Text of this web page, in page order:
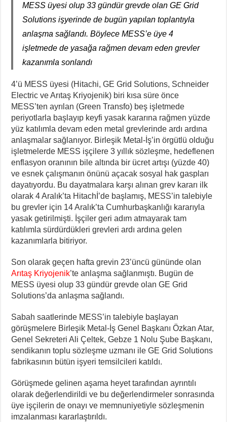
MESS üyesi olup 33 gündür grevde olan GE Grid
Solutions işyerinde de bugün yapılan toplantıyla
anlaşma sağlandı. Böylece MESS’e üye 4
işletmede de yasağa rağmen devam eden grevler
kazanımla sonlandı
4’ü MESS üyesi (Hitachi, GE Grid Solutions, Schneider
Electric ve Arıtaş Kriyojenik) biri kısa süre önce
MESS’ten ayrılan (Green Transfo) beş işletmede
periyotlarla başlayıp keyfi yasak kararına rağmen yüzde
yüz katılımla devam eden metal grevlerinde ardı ardına
anlaşmalar sağlanıyor. Birleşik Metal-İş’in örgütlü olduğu
işletmelerde MESS işçilere 3 yıllık sözleşme, hedeflenen
enflasyon oranının bile altında bir ücret artışı (yüzde 40)
ve esnek çalışmanın önünü açacak sosyal hak gaspları
dayatıyordu. Bu dayatmalara karşı alınan grev kararı ilk
olarak 4 Aralık’ta Hitachİ’de başlamış, MESS’in talebiyle
bu grevler için 14 Aralık’ta Cumhurbaşkanlığı kararıyla
yasak getirilmişti. İşçiler geri adım atmayarak tam
katılımla sürdürdükleri grevleri ardı ardına gelen
kazanımlarla bitiriyor.
Son olarak geçen hafta grevin 23’üncü gününde olan
Arıtaş Kriyojenik’te anlaşma sağlanmıştı. Bugün de
MESS üyesi olup 33 gündür grevde olan GE Grid
Solutions’da anlaşma sağlandı.
Sabah saatlerinde MESS’in talebiyle başlayan
görüşmelere Birleşik Metal-İş Genel Başkanı Özkan Atar,
Genel Sekreteri Ali Çeltek, Gebze 1 Nolu Şube Başkanı,
sendikanın toplu sözleşme uzmanı ile GE Grid Solutions
fabrikasının bütün işyeri temsilcileri katıldı.
Görüşmede gelinen aşama heyet tarafından ayrıntılı
olarak değerlendirildi ve bu değerlendirmeler sonrasında
üye işçilerin de onayı ve memnuniyetiyle sözleşmenin
imzalanması kararlaştırıldı.